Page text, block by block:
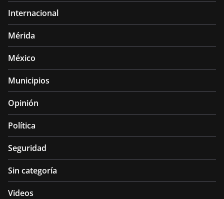
Internacional
Mérida
México
Municipios
Opinión
Política
Seguridad
Sin categoría
Videos